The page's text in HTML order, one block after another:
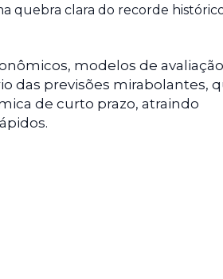
quebra clara do recorde
modelos de
das previsões mirabolantes,
de curto prazo, atraindo